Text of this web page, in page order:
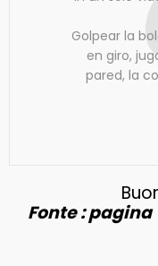
Golpear la
en giro,
pared, la
Fonte :